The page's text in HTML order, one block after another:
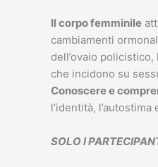
Il corpo femminile
cambiamenti
dell’ovaio
che incidono su
Conoscere e
l’identità,
SOLO I